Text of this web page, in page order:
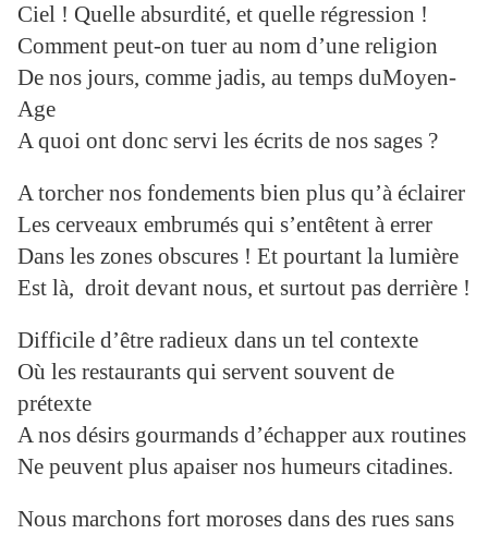
Ciel ! Quelle absurdité, et quelle régression !
Comment peut-on tuer au nom d’une religion
De nos jours, comme jadis, au temps duMoyen-
Age
A quoi ont donc servi les écrits de nos sages ?
A torcher nos fondements bien plus qu’à éclairer
Les cerveaux embrumés qui s’entêtent à errer
Dans les zones obscures ! Et pourtant la lumière
Est là, droit devant nous, et surtout pas derrière !
Difficile d’être radieux dans un tel contexte
Où les restaurants qui servent souvent de
prétexte
A nos désirs gourmands d’échapper aux routines
Ne peuvent plus apaiser nos humeurs citadines.
Nous marchons fort moroses dans des rues sans